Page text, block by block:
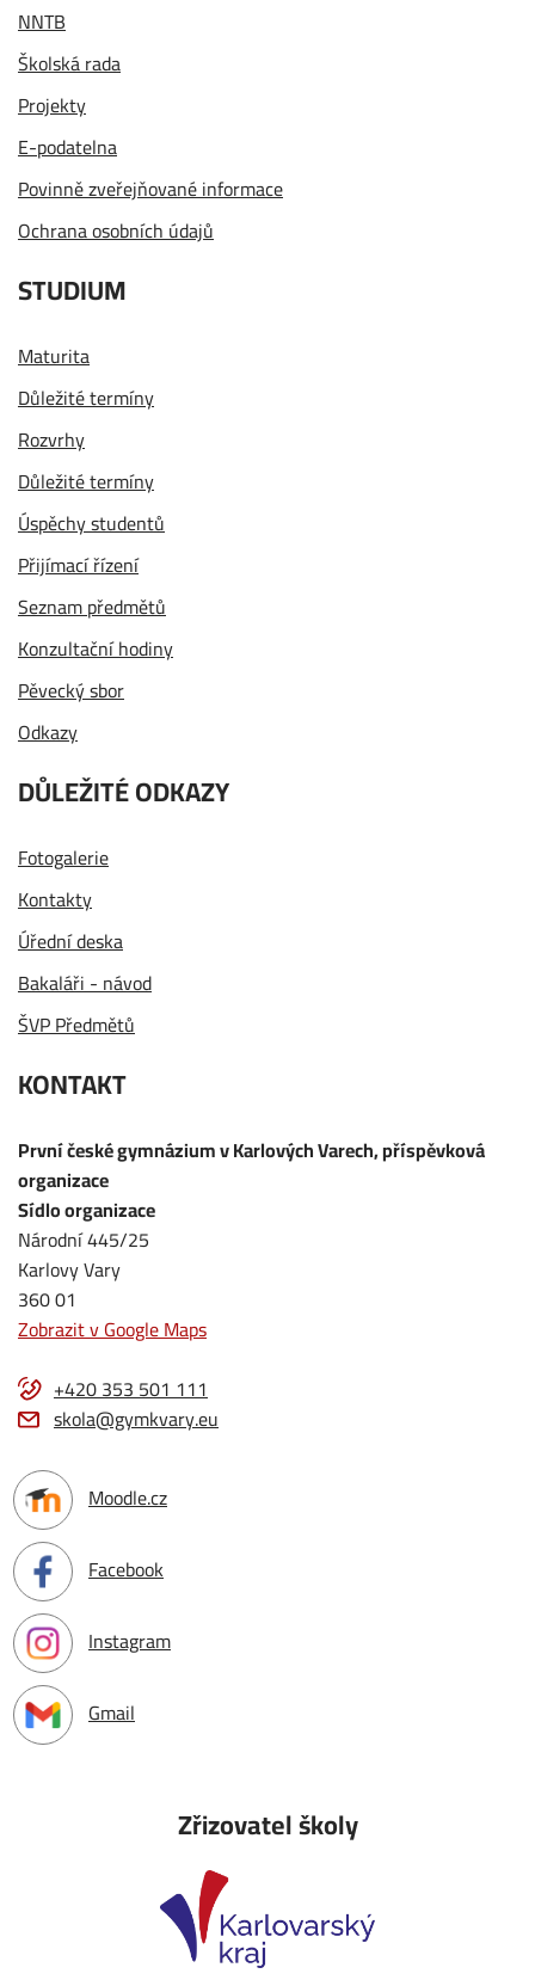
NNTB
Školská rada
Projekty
E-podatelna
Povinně zveřejňované informace
Ochrana osobních údajů
STUDIUM
Maturita
Důležité termíny
Rozvrhy
Důležité termíny
Úspěchy studentů
Přijímací řízení
Seznam předmětů
Konzultační hodiny
Pěvecký sbor
Odkazy
DŮLEŽITÉ ODKAZY
Fotogalerie
Kontakty
Úřední deska
Bakaláři - návod
ŠVP Předmětů
KONTAKT
První české gymnázium v Karlových Varech, příspěvková
organizace
Sídlo organizace
Národní 445/25
Karlovy Vary
360 01
Zobrazit v Google Maps
+420 353 501 111
skola@gymkvary.eu
Moodle.cz
Facebook
Instagram
Gmail
Zřizovatel školy